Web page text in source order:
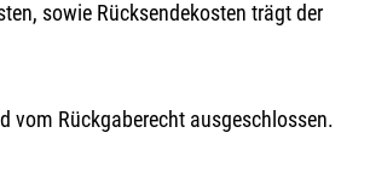
sowie Rücksendekosten trägt der
vom Rückgaberecht ausgeschlossen.